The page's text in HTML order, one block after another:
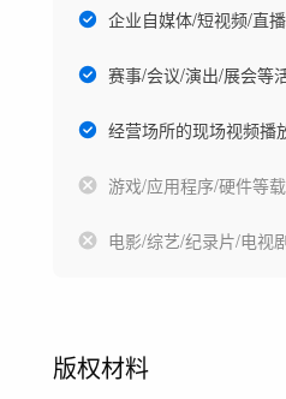
企业自媒体/短视频/直
赛事/会议/演出/展会等
经营场所的现场视频播
游戏/应用程序/硬件等
电影/综艺/纪录片/电视
版权材料